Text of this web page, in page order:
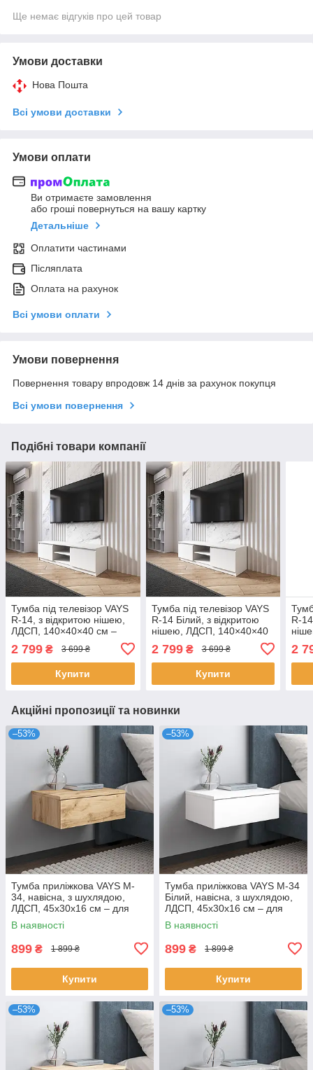
Ще немає відгуків про цей товар
Умови доставки
Нова Пошта
Всі умови доставки
Умови оплати
Ви отримаєте замовлення
або гроші повернуться на вашу картку
Детальніше
Оплатити частинами
Післяплата
Оплата на рахунок
Всі умови оплати
Умови повернення
Повернення товару впродовж 14 днів за рахунок покупця
Всі умови повернення
Подібні товари компанії
Тумба під телевізор VAYS
R-14, з відкритою нішею,
ЛДСП, 140×40×40 см –
для вітальні та спальні, під
ТВ
2 799 ₴ 3 699 ₴
Купити
Тумба під телевізор VAYS
R-14 Білий, з відкритою
нішею, ЛДСП, 140×40×40
спальні, під ТВ
2 799₴ 3 699 ₴
Купити
R-
2
Акційні пропозиції та новинки
–53%
Тумба приліжкова VAYS M-
34, навісна, з шухлядою,
ЛДСП, 45х30х16 см – для
спальні
В наявності
899 ₴ 1 899 ₴
Купити
–53%
Тумба приліжкова VAYS M-34
Білий, навісна, з шухлядою,
ЛДСП, 45х30х16 см – для
спальні
В наявності
899 ₴ 1 899 ₴
Купити
–53% –53%